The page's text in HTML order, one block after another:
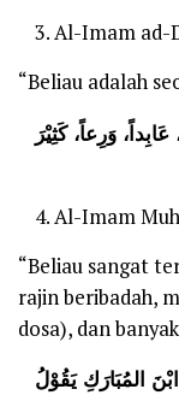
Al-Imam ad-
“Beliau adalah
وَرِعاً، كَثِيْرَ
Al-Imam
“Beliau sangat
rajin beribadah,
dosa), dan